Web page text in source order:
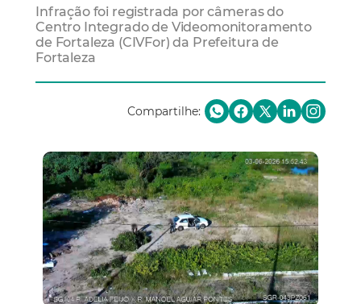
Infração foi registrada por câmeras do
Centro Integrado de Videomonitoramento
de Fortaleza (CIVFor) da Prefeitura de
Fortaleza
Compartilhe: